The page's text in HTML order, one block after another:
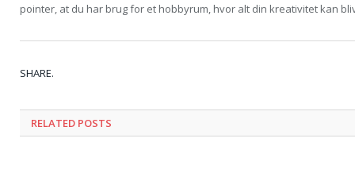
pointer, at du har brug for et hobbyrum, hvor alt din kreativitet kan
SHARE.
RELATED POSTS